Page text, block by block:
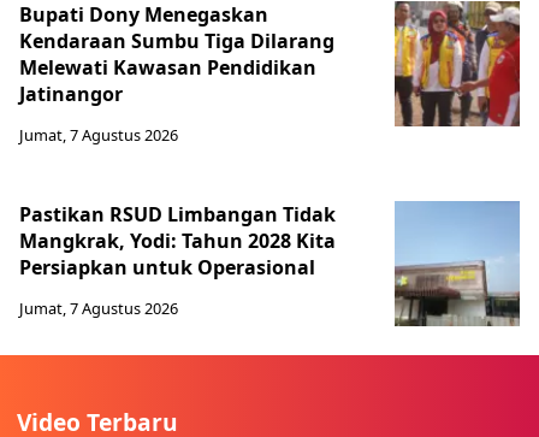
Bupati Dony Menegaskan
Kendaraan Sumbu Tiga Dilarang
Melewati Kawasan Pendidikan
Jatinangor
Jumat, 7 Agustus 2026
Pastikan RSUD Limbangan Tidak
Mangkrak, Yodi: Tahun 2028 Kita
Persiapkan untuk Operasional
Jumat, 7 Agustus 2026
Video Terbaru